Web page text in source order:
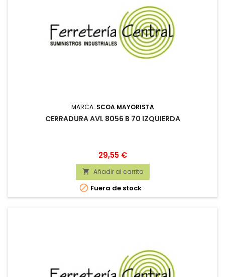
MARCA: SCOA MAYORISTA
CERRADURA AVL 8056 B 70 IZQUIERDA
Precio
29,55 €
 Añadir al carrito
 Fuera de stock